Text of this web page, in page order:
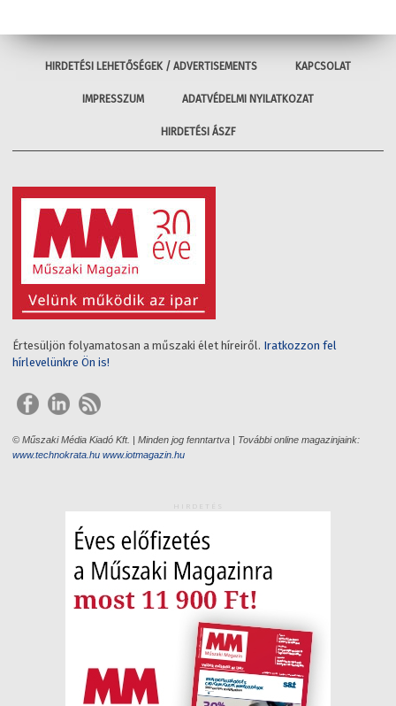
HIRDETÉSI LEHETŐSÉGEK / ADVERTISEMENTS KAPCSOLAT
IMPRESSZUM ADATVÉDELMI NYILATKOZAT
HIRDETÉSI ÁSZF
Értesüljön folyamatosan a műszaki élet híreiről. Iratkozzon fel
hírlevelünkre Ön is!
© Műszaki Média Kiadó Kft. | Minden jog fenntartva | További online magazinjaink:
www.technokrata.hu www.iotmagazin.hu
HIRDETÉS